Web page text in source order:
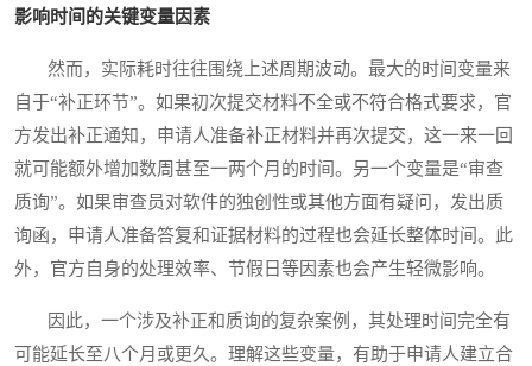
影响时间的关键变量因素
然而，实际耗时往往围绕上述周期波动。最大的时间变量来
自于“补正环节”。如果初次提交材料不全或不符合格式要求，官
方发出补正通知，申请人准备补正材料并再次提交，这一来一回
就可能额外增加数周甚至一两个月的时间。另一个变量是“审查
质询”。如果审查员对软件的独创性或其他方面有疑问，发出质
询函，申请人准备答复和证据材料的过程也会延长整体时间。此
外，官方自身的处理效率、节假日等因素也会产生轻微影响。
因此，一个涉及补正和质询的复杂案例，其处理时间完全有
可能延长至八个月或更久。理解这些变量，有助于申请人建立合